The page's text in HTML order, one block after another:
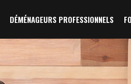
DÉMÉNAGEURS PROFESSIONNELS